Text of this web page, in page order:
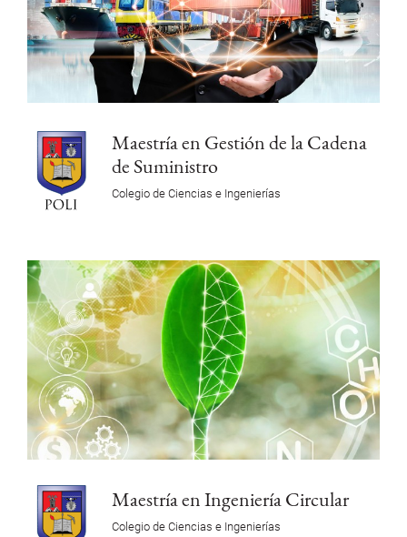
Maestría en Gestión de la Cadena
de Suministro
Colegio de Ciencias e Ingenierías
Maestría en Ingeniería Circular
Colegio de Ciencias e Ingenierías